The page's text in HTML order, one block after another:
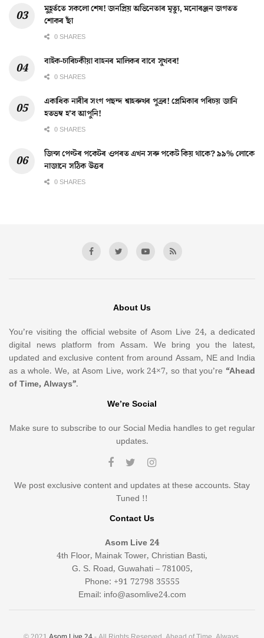
মুহূৰ্ততে সকলো শেষ! জনপ্ৰিয় অভিনেতাৰ মৃত্যু, মনোৰঞ্জন জগতত
শোকৰ ছাঁ
0 SHARES
বাইক-চাৰিচকীয়া বাহনৰ মালিকৰ বাবে সুখবৰ!
0 SHARES
একাধিক নাৰীৰ সংগ পছন্দ শ্বাহৰুখৰ পুত্ৰৰ! প্ৰেমিকাৰ পৰিচয় জানি
হতভম্ব হ’ব আপুনি!
0 SHARES
জিন্স পেণ্টৰ পকেটৰ ওপৰত এখন সৰু পকেট কিয় থাকে? ৯৯% লোকে
নাজানে সঠিক উত্তৰ
0 SHARES
About Us
You’re visiting the official website of Asom Live 24, a dedicated
digital news platform from Assam. We bring you the latest,
updated and exclusive content from around Assam, NE and India
as a whole. We, at Asom Live, work 24×7, so that you’re “Ahead
of Time, Always”.
We’re Social
Make sure to subscribe to our Social Media handles to get regular
updates.
We post exclusive content and updates at these accounts. Stay
Tuned !!
Contact Us
Asom Live 24
4th Floor, Mainak Tower, Christian Basti,
G. S. Road, Guwahati – 781005,
Phone: +91 72798 35555
Email: info@asomlive24.com